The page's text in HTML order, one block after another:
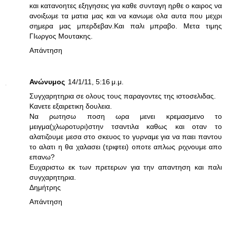
και κατανοητες εξηγησεις για καθε συνταγη ηρθε ο καιρος να
ανοιξωμε τα ματια μας και να κανωμε ολα αυτα που μεχρι
σημερα μας μπερδεβαν.Και παλι μπραβο. Μετα τιμης
ΓΙωργος Μουτακης.
Απάντηση
Ανώνυμος 14/1/11, 5:16 μ.μ.
Συγχαρητηρια σε ολους τους παραγοντες της ιστοσελιδας.
Κανετε εξαιρετικη δουλεια.
Να ρωτησω ποση ωρα μενει κρεμασμενο το
μειγμα(χλωροτυρι)στην τσαντιλα καθως και οταν το
αλατιζουμε μεσα στο σκευος το γυρναμε για να παει παντου
το αλατι η θα χαλασει (τριφτει) οποτε απλως ριχνουμε απο
επανω?
Ευχαριστω εκ των πρετερων για την απαντηση και παλι
συγχαρητηρια.
Δημήτρης
Απάντηση